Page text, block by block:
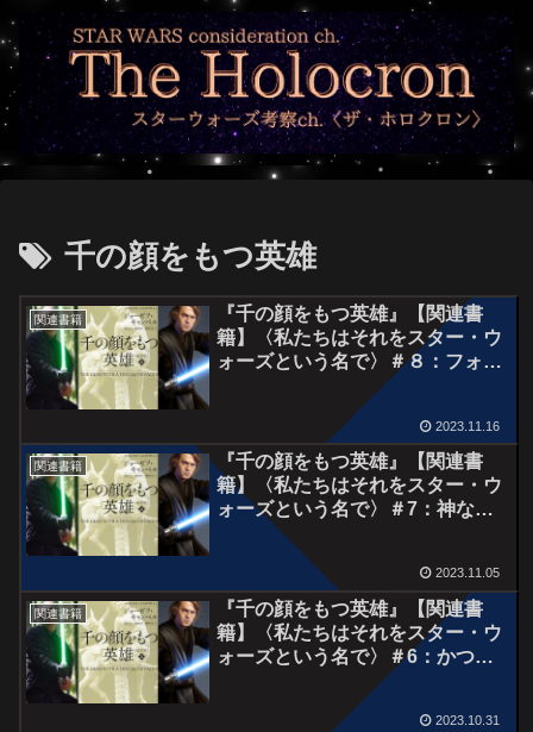
千の顔をもつ英雄
関連書籍
『千の顔をもつ英雄』【関連書
籍】〈私たちはそれをスター・ウ
ォーズという名で〉＃８：フォー
2023.11.16
関連書籍
『千の顔をもつ英雄』【関連書
籍】〈私たちはそれをスター・ウ
ォーズという名で〉＃7：神なら
ぬ者たち
2023.11.05
関連書籍
『千の顔をもつ英雄』【関連書
籍】〈私たちはそれをスター・ウ
ォーズという名で〉＃6：かつて
父がそうであったように
2023.10.31